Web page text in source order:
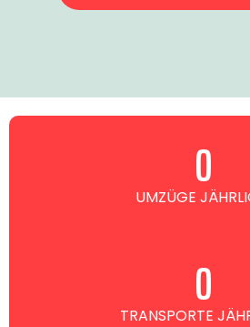
UMZÜGE0
TRANSPORTE
0